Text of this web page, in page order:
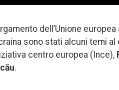
dell’Unione europea
sono stati alcuni temi al
centro europea (Ince),
.